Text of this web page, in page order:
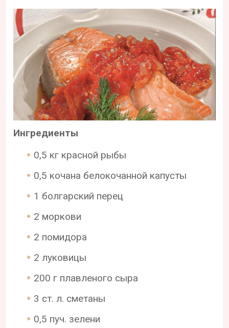
Ингредиенты
0,5 кг красной рыбы
0,5 кочана белокочанной капусты
1 болгарский перец
2 моркови
2 помидора
2 луковицы
200 г плавленого сыра
3 ст. л. сметаны
0,5 пуч. зелени